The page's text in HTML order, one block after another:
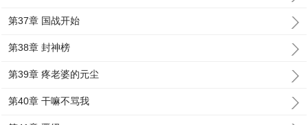
第37章 国战开始
第38章 封神榜
第39章 疼老婆的元尘
第40章 干嘛不骂我